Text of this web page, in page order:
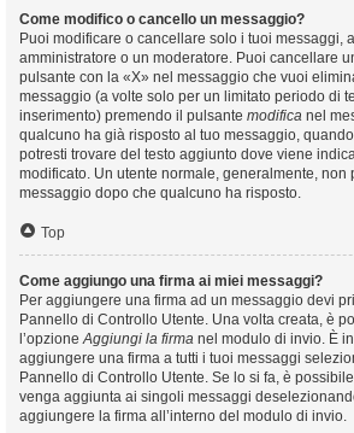
Come modifico o cancello un messaggio?
Puoi modificare o cancellare solo i tuoi messaggi,
amministratore o un moderatore. Puoi cancellare
pulsante con la «X» nel messaggio che vuoi
messaggio (a volte solo per un limitato periodo di
inserimento) premendo il pulsante modifica nel
qualcuno ha già risposto al tuo messaggio,
potresti trovare del testo aggiunto dove viene
modificato. Un utente normale, generalmente, non
messaggio dopo che qualcuno ha risposto.
Top
Come aggiungo una firma ai miei messaggi?
Per aggiungere una firma ad un messaggio devi
Pannello di Controllo Utente. Una volta creata, è
l’opzioneAggiungi la firma nel modulo di invio. È
aggiungere una firma a tutti i tuoi messaggi
Pannello di Controllo Utente. Se lo si fa, è
venga aggiunta ai singoli messaggi
aggiungere la firma all’interno del modulo di invio.